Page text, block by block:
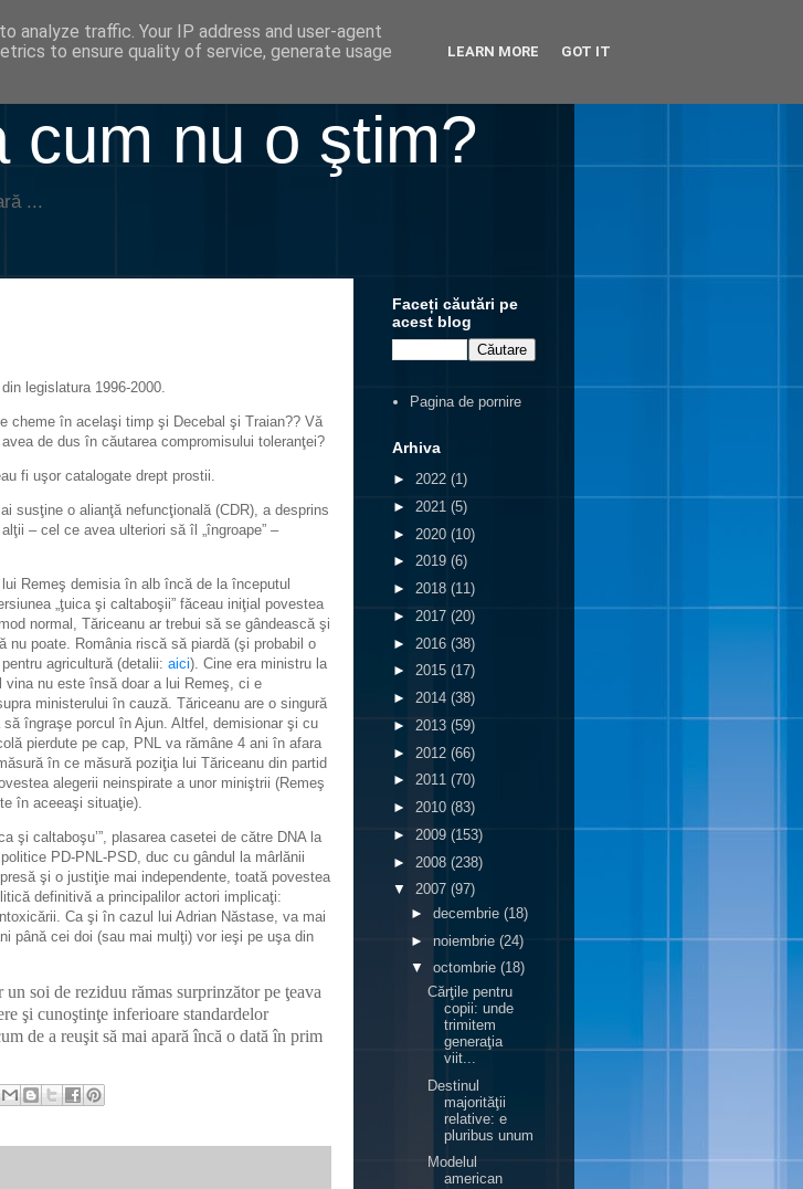
nu o ştim?
...
legislatura 1996-2000.
cheme în acelaşi timp şi Decebal şi Traian?? Vă
de dus în căutarea compromisului toleranţei?
fi uşor catalogate drept prostii.
susţine o alianţă nefuncţională (CDR), a desprins
– cel ce avea ulteriori să îl „îngroape” –
Remeş demisia în alb încă de la începutul
„ţuica şi caltaboşii” făceau iniţial povestea
normal, Tăriceanu ar trebui să se gândească şi
poate. România riscă să piardă (şi probabil o
agricultură (detalii: aici). Cine era ministru la
vina nu este însă doar a lui Remeş, ci e
ministerului în cauză. Tăriceanu are o singură
îngraşe porcul în Ajun. Altfel, demisionar şi cu
pierdute pe cap, PNL va rămâne 4 ani în afara
în ce măsură poziţia lui Tăriceanu din partid
alegerii neinspirate a unor miniştrii (Remeş
în aceeaşi situaţie).
şi caltaboşu’”, plasarea casetei de către DNA la
PD-PNL-PSD, duc cu gândul la mârlănii
şi o justiţie mai independente, toată povestea
definitivă a principalilor actori implicaţi:
Ca şi în cazul lui Adrian Năstase, va mai
până cei doi (sau mai mulţi) vor ieşi pe uşa din
un soi de reziduu rămas surprinzător pe ţeava
şi cunoştinţe inferioare standardelor
de a reuşit să mai apară încă o dată în prim
Faceți căutări pe
acest blog
Pagina de pornire
Arhiva
► 2022 (1)
► 2021 (5)
► 2020 (10)
► 2019 (6)
► 2018 (11)
► 2017 (20)
► 2016 (38)
► 2015 (17)
► 2014 (38)
► 2013 (59)
► 2012 (66)
► 2011 (70)
► 2010 (83)
► 2009 (153)
► 2008 (238)
▼ 2007 (97)
► decembrie (18)
► noiembrie (24)
▼ octombrie (18)
Cărţile pentru
copii: unde
trimitem
generaţia
viit...
Destinul
majorităţii
relative: e
pluribus unum
Modelul
american
analyze traffic. Your IP address and user-agent
to ensure quality of service, generate usage
LEARN MORE GOT IT